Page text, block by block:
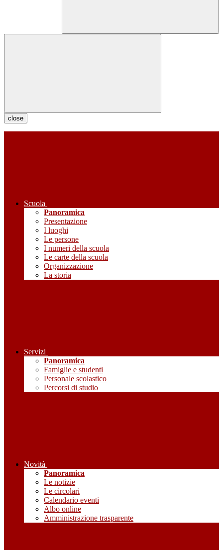
close
Scuola
Panoramica
Presentazione
I luoghi
Le persone
I numeri della scuola
Le carte della scuola
Organizzazione
La storia
Servizi
Panoramica
Famiglie e studenti
Personale scolastico
Percorsi di studio
Novità
Panoramica
Le notizie
Le circolari
Calendario eventi
Albo online
Amministrazione trasparente